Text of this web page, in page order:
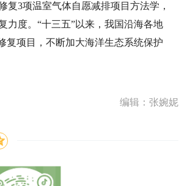
3项温室气体自愿减排项目方法学，
力度。“十三五”以来，我国沿海各地
复项目，不断加大海洋生态系统保护
编辑：张婉妮